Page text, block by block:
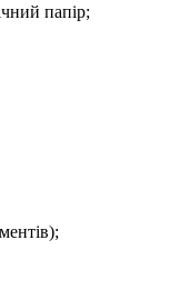
папір;